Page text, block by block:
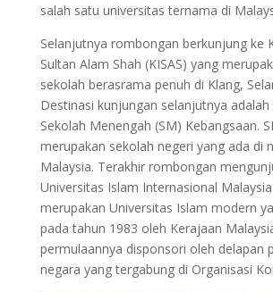
salah satu universitas ternama di
Selanjutnya rombongan berkunjung ke
Sultan Alam Shah (KISAS) yang
sekolah berasrama penuh di Klang,
Destinasi kunjungan selanjutnya
Sekolah Menengah (SM) Kebangsaan.
merupakan sekolah negeri yang ada di
Malaysia. Terakhir rombongan
Universitas Islam Internasional
merupakan Universitas Islam modern
pada tahun 1983 oleh Kerajaan
permulaannya disponsori oleh delapan
negara yang tergabung di Organisasi